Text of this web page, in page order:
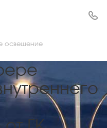
освещение